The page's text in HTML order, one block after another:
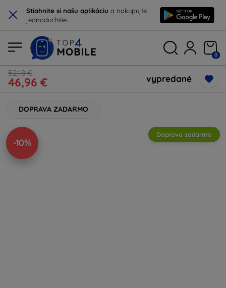
× Stiahnite si našu aplikáciu a nakupujte
jednoduchšie.
0
52,18 €
46,96 € vypredané
DOPRAVA ZADARMO
-10%
Doprava zadarmo